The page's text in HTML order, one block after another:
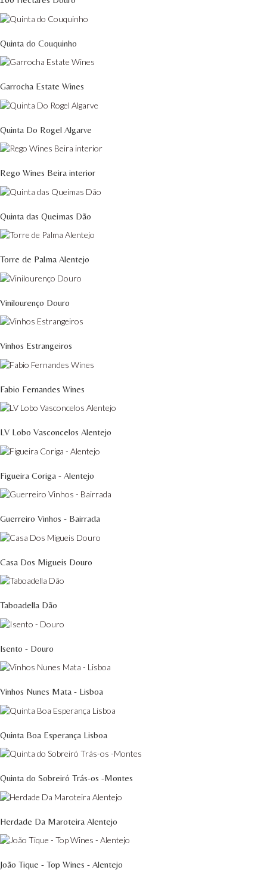
Quinta do Couquinho
Garrocha Estate Wines
Quinta Do Rogel Algarve
Rego Wines Beira interior
Quinta das Queimas Dão
Torre de Palma Alentejo
Vinilourenço Douro
Vinhos Estrangeiros
Fabio Fernandes Wines
LV Lobo Vasconcelos Alentejo
Figueira Coriga - Alentejo
Guerreiro Vinhos - Bairrada
Casa Dos Migueis Douro
Taboadella Dão
Isento - Douro
Vinhos Nunes Mata - Lisboa
Quinta Boa Esperança Lisboa
Quinta do Sobreiró Trás-os -Montes
Herdade Da Maroteira Alentejo
João Tique - Top Wines - Alentejo